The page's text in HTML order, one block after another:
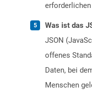
Was ist das
JSON
offenes
Daten, bei
Menschen